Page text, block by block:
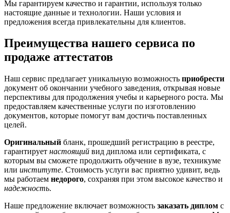
Мы гарантируем качество и гарантии, используя только
настоящие данные и технологии. Наши условия и
предложения всегда привлекательны для клиентов.
Преимущества нашего сервиса по
продаже аттестатов
Наш сервис предлагает уникальную возможность приобрести
документ об окончании учебного заведения, открывая новые
перспективы для продолжения учебы и карьерного роста. Мы
предоставляем качественные услуги по изготовлению
документов, которые помогут вам достичь поставленных
целей.
Оригинальный бланк, прошедший регистрацию в реестре,
гарантирует настоящий вид диплома или сертификата, с
которым вы сможете продолжить обучение в вузе, техникуме
или институте. Стоимость услуги вас приятно удивит, ведь
мы работаем недорого, сохраняя при этом высокое качество и
надежность.
Наше предложение включает возможность заказать диплом с